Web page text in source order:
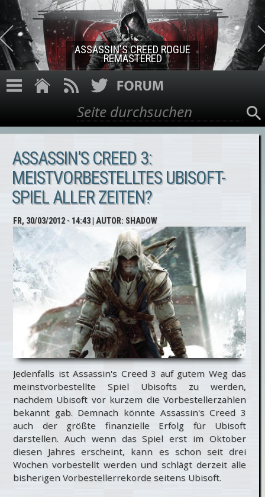
Direkt zum Inhalt
ASSASSIN'S CREED ROGUE
REMASTERED
Suchformular
Suche
ASSASSIN'S CREED 3:
MEISTVORBESTELLTES UBISOFT-
SPIEL ALLER ZEITEN?
FR, 30/03/2012 - 14:43| AUTOR: SHADOW
Jedenfalls ist Assassin's Creed 3 auf gutem Weg das
meinstvorbestellte Spiel Ubisofts zu werden,
nachdem Ubisoft vor kurzem die Vorbestellerzahlen
bekannt gab. Demnach könnte Assassin's Creed 3
auch der größte finanzielle Erfolg für Ubisoft
darstellen. Auch wenn das Spiel erst im Oktober
diesen Jahres erscheint, kann es schon seit drei
Wochen vorbestellt werden und schlägt derzeit alle
bisherigen Vorbestellerrekorde seitens Ubisoft.